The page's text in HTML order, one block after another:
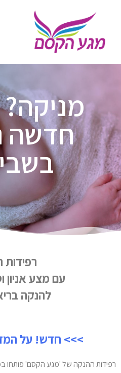
חדשה
רפידות
עם מצע אניון
להנקה
>>> חדש! על
רפידות ההנקה של 'מגע הקסם' פותחו